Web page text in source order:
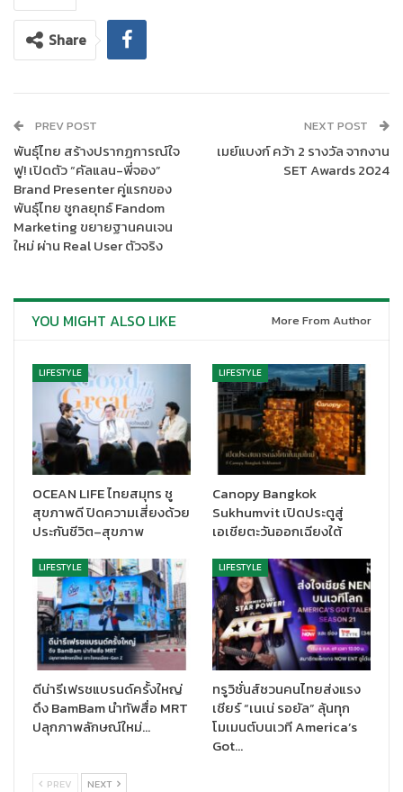
Share
PREV POST
พันธุ์ไทย สร้างปรากฏการณ์ใจ
ฟู! เปิดตัว “คัลแลน-พี่จอง”
Brand Presenter คู่แรกของ
พันธุ์ไทย ชูกลยุทธ์ Fandom
Marketing ขยายฐานคนเจน
ใหม่ ผ่าน Real User ตัวจริง
NEXT POST
เมย์แบงก์ คว้า 2 รางวัล จากงาน
SET Awards 2024
YOU MIGHT ALSO LIKE More From Author
LIFESTYLE
OCEAN LIFE ไทยสมุทร ชู
สุขภาพดี ปิดความเสี่ยงด้วย
ประกันชีวิต–สุขภาพ
LIFESTYLE
Canopy Bangkok
Sukhumvit เปิดประตูสู่
เอเชียตะวันออกเฉียงใต้
LIFESTYLE
ดีน่ารีเฟรชแบรนด์ครั้งใหญ่
ดึง BamBam นำทัพสื่อ MRT
ปลุกภาพลักษณ์ใหม่…
LIFESTYLE
ทรูวิชั่นส์ชวนคนไทยส่งแรง
เชียร์ “เนเน่ รอยัล” ลุ้นทุก
โมเมนต์บนเวที America’s
Got…
PREV NEXT